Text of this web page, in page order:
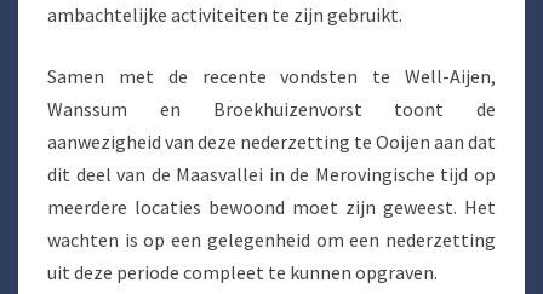
ambachtelijke activiteiten te zijn gebruikt.
Samen met de recente vondsten te Well-Aijen,
Wanssum en Broekhuizenvorst toont de
aanwezigheid van deze nederzetting te Ooijen aan dat
dit deel van de Maasvallei in de Merovingische tijd op
meerdere locaties bewoond moet zijn geweest. Het
wachten is op een gelegenheid om een nederzetting
uit deze periode compleet te kunnen opgraven.